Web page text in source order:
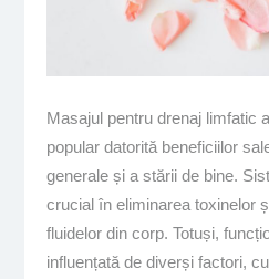
Masajul pentru drenaj limfatic
popular datorită beneficiilor
generale și a stării de bine.
crucial în eliminarea toxinelor
fluidelor din corp. Totuși,
influențată de diverși factori,